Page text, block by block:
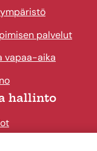
palvelut
vapaa-aika
hallinto